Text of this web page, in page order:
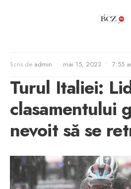
Scris de admin • mai 15, 2023 • 7:55
Turul Italiei:
clasamentului
nevoit să se